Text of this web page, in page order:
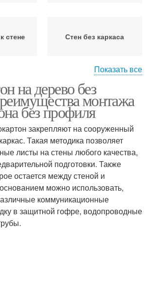
стене Стен без каркаса
Деревянные рейки
Деревянный каркас
Показать все
на дерево без
монтажа
без профиля
закрепляют на сооруженный
Такая методика позволяет
листы на стены любого качества,
подготовки. Также
остается между стеной и
можно использовать,
коммуникационные
в защитной гофре, водопроводные